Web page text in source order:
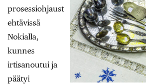
prosessiohjaust
ehtävissä
Nokialla,
kunnes
irtisanoutui ja
päätyi